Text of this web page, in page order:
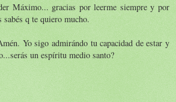
Máximo... gracias por leerme siempre y por
sabés q te quiero mucho.
Yo sigo admirándo tu capacidad de estar y
un espíritu medio santo?